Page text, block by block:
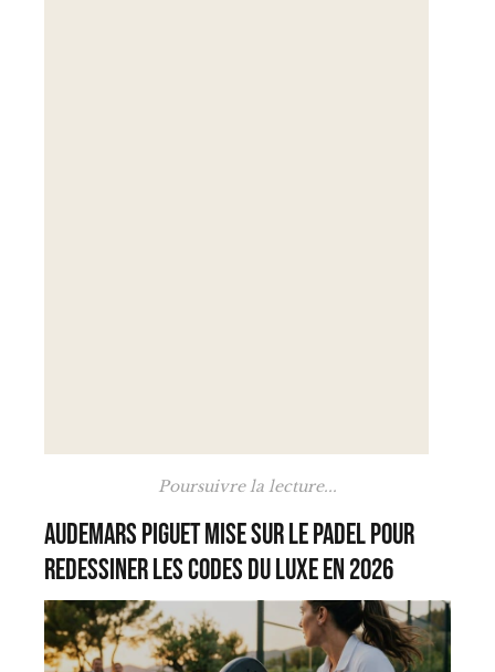
Poursuivre la lecture...
Audemars Piguet mise sur le padel pour
redessiner les codes du luxe en 2026